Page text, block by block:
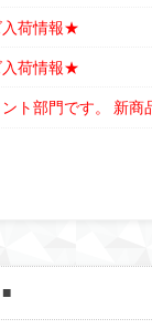
荷情報★
荷情報★
ト部門です。 新商